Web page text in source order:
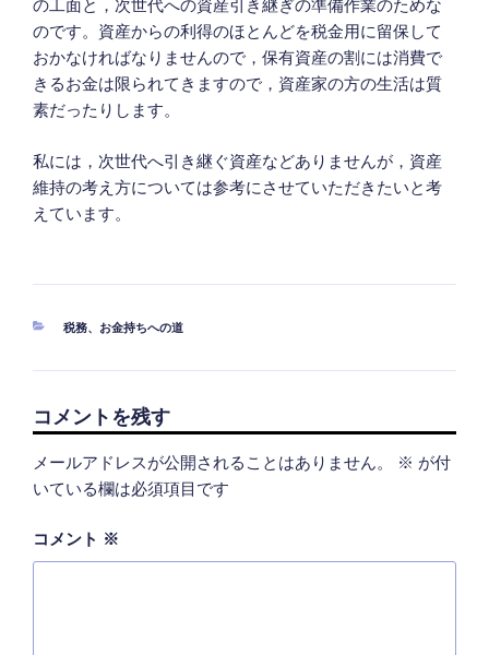
の工面と，次世代への資産引き継ぎの準備作業のためな
のです。資産からの利得のほとんどを税金用に留保して
おかなければなりませんので，保有資産の割には消費で
きるお金は限られてきますので，資産家の方の生活は質
素だったりします。
私には，次世代へ引き継ぐ資産などありませんが，資産
維持の考え方については参考にさせていただきたいと考
えています。
カ
税務、 お金持ちへの道
コメントを残す
メールアドレスが公開されることはありません。 ※ が付
いている欄は必須項目です
コメント ※